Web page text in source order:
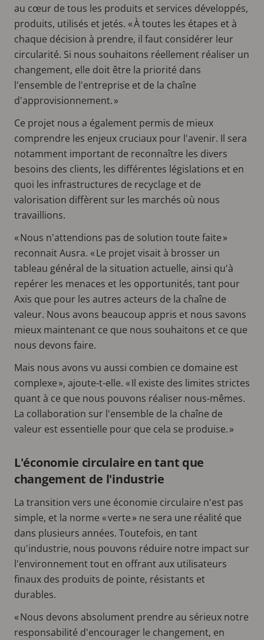
au cœur de tous les produits et services développés,
produits, utilisés et jetés. « À toutes les étapes et à
chaque décision à prendre, il faut considérer leur
circularité. Si nous souhaitons réellement réaliser un
changement, elle doit être la priorité dans
l'ensemble de l'entreprise et de la chaîne
d'approvisionnement. »
Ce projet nous a également permis de mieux
comprendre les enjeux cruciaux pour l'avenir. Il sera
notamment important de reconnaître les divers
besoins des clients, les différentes législations et en
quoi les infrastructures de recyclage et de
valorisation diffèrent sur les marchés où nous
travaillions.
« Nous n'attendions pas de solution toute faite »
reconnait Ausra. « Le projet visait à brosser un
tableau général de la situation actuelle, ainsi qu'à
repérer les menaces et les opportunités, tant pour
Axis que pour les autres acteurs de la chaîne de
valeur. Nous avons beaucoup appris et nous savons
mieux maintenant ce que nous souhaitons et ce que
nous devons faire.
Mais nous avons vu aussi combien ce domaine est
complexe », ajoute-t-elle. « Il existe des limites strictes
quant à ce que nous pouvons réaliser nous-mêmes.
La collaboration sur l'ensemble de la chaîne de
valeur est essentielle pour que cela se produise. »
L'économie circulaire en tant que
changement de l'industrie
La transition vers une économie circulaire n'est pas
simple, et la norme « verte » ne sera une réalité que
dans plusieurs années. Toutefois, en tant
qu'industrie, nous pouvons réduire notre impact sur
l'environnement tout en offrant aux utilisateurs
finaux des produits de pointe, résistants et
durables.
« Nous devons absolument prendre au sérieux notre
responsabilité d'encourager le changement, en